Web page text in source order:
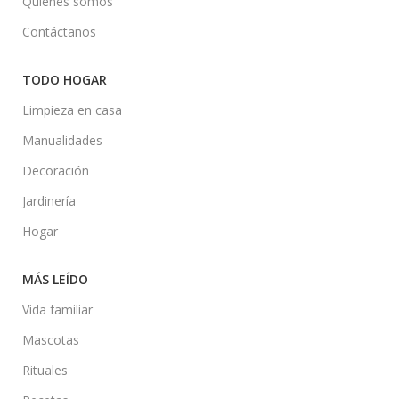
Contáctanos
TODO HOGAR
Limpieza en casa
Manualidades
Decoración
Jardinería
Hogar
MÁS LEÍDO
Vida familiar
Mascotas
Rituales